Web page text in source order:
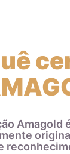
Amagold